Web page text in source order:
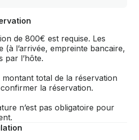
de 800€ est requise. Les
(à l’arrivée, empreinte bancaire,
par l’hôte.
total de la réservation
la réservation.
n’est pas obligatoire pour